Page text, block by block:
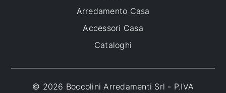
Arredamento Casa
Accessori Casa
Cataloghi
© 2026 Boccolini Arredamenti Srl - P.IVA